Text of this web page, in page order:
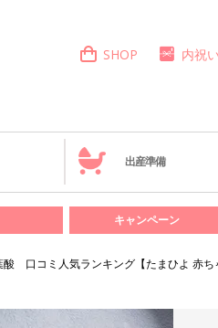
SHOP 内祝い
出産準備
キャンペーン
口コミ人気ランキング【たまひよ 赤ち